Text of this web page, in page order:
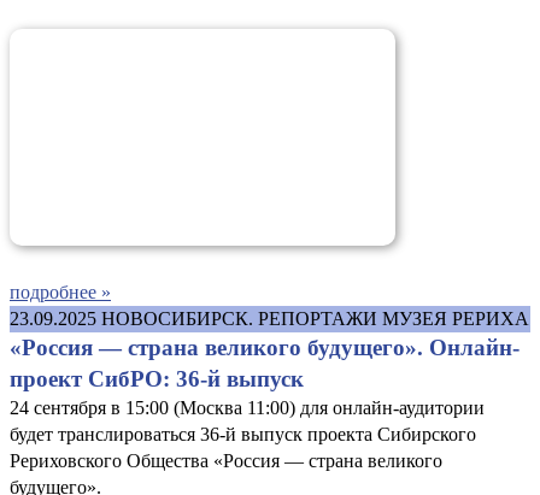
подробнее »
23.09.2025 НОВОСИБИРСК. РЕПОРТАЖИ МУЗЕЯ РЕРИХА
«Россия — страна великого будущего». Онлайн-
проект СибРО: 36-й выпуск
24 сентября в 15:00 (Москва 11:00) для онлайн-аудитории
будет транслироваться 36-й выпуск проекта Сибирского
Рериховского Общества «Россия — страна великого
будущего».